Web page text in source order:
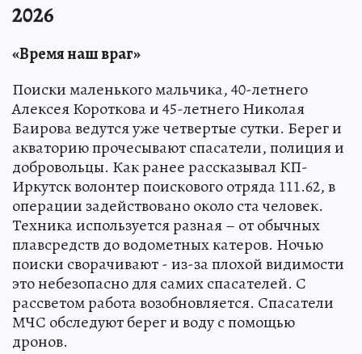
2026
«Время наш враг»
Поиски маленького мальчика, 40-летнего
Алексея Короткова и 45-летнего Николая
Баирова ведутся уже четвертые сутки. Берег и
акваторию прочесывают спасатели, полиция и
добровольцы. Как ранее рассказывал КП-
Иркутск волонтер поискового отряда 111.62, в
операции задействовано около ста человек.
Техника используется разная – от обычных
плавсредств до водометных катеров. Ночью
поиски сворачивают - из-за плохой видимости
это небезопасно для самих спасателей. С
рассветом работа возобновляется. Спасатели
МЧС обследуют берег и воду с помощью
дронов.